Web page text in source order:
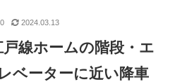
戸線ホームの階段・エ
ベーターに近い降車
2024.03.13